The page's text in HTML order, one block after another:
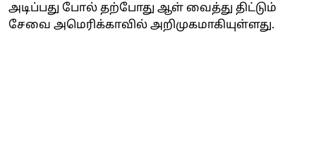
அடிப்பது போல் தற்போது ஆள் வைத்து திட்டும்
சேவை அமெரிக்காவில் அறிமுகமாகியுள்ளது.